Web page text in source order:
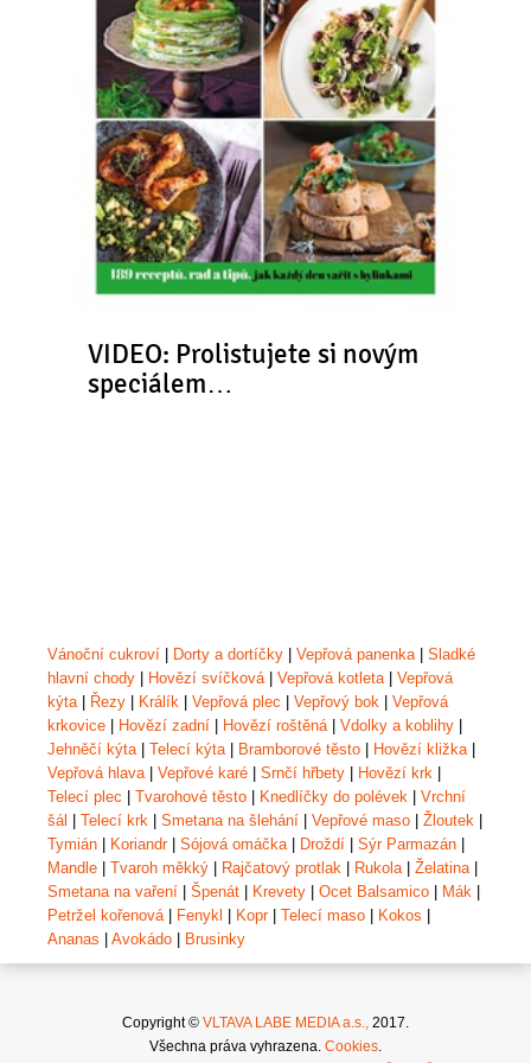
VIDEO: Prolistujete si novým
speciálem…
Vánoční cukroví Dorty a dortíčky Vepřová panenka| Sladké
hlavní chody
Hovězí svíčková| Vepřová kotleta| Vepřová
kýta| Řezy Králík Vepřová plec Vepřový bok
Vepřová
krkovice
Hovězí zadní Hovězí roštěná| Vdolky a koblihy
Jehněčí kýta| Telecí kýta| Bramborové těsto Hovězí kližka|
Vepřová hlava| Vepřové karé Srnčí hřbety Hovězí krk
Telecí plec
Tvarohové těsto Knedlíčky do polévek
Vrchní
šál
Telecí krk Smetana na šlehání Vepřové maso Žloutek
Tymián
Koriandr| Sójová omáčka| Droždí Sýr Parmazán
Mandle
Tvaroh měkký Rajčatový protlak Rukola| Želatina|
Smetana na vaření
Špenát Krevety Ocet Balsamico Mák
Petržel kořenová| Fenykl Kopr| Telecí maso Kokos
Ananas
Avokádo Brusinky
Copyright © VLTAVA LABE MEDIA a.s., 2017.
Všechna práva vyhrazena. Cookies.